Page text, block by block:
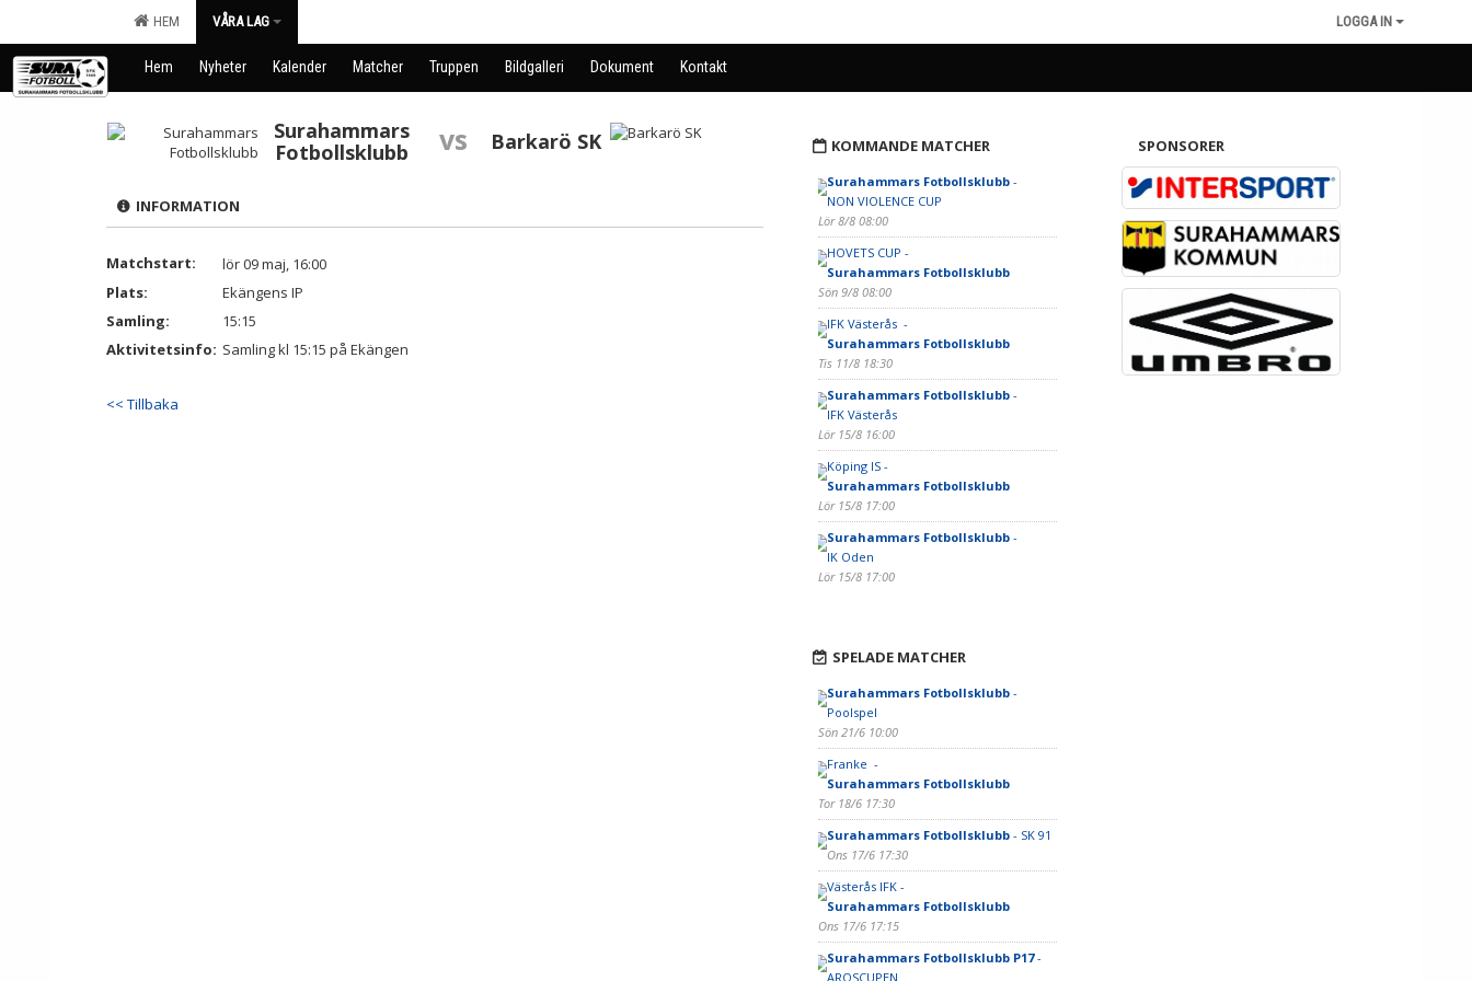
HEM VÅRA LAG LOGGA IN
Hem Nyheter Kalender Matcher Truppen Bildgalleri Dokument Kontakt
Surahammars
Fotbollsklubb
vs Barkarö SK
INFORMATION
Matchstart:
lör 09 maj, 16:00
Plats:
Ekängens IP
Samling:
15:15
Aktivitetsinfo: Samling kl 15:15 på Ekängen
<< Tillbaka
KOMMANDE MATCHER
Surahammars Fotbollsklubb-
NON VIOLENCE CUP
Lör 8/8 08:00
HOVETS CUP -
Surahammars Fotbollsklubb
Sön 9/8 08:00
IFK Västerås -
Surahammars Fotbollsklubb
Tis 11/8 18:30
Surahammars Fotbollsklubb-
IFK Västerås
Lör 15/8 16:00
Köping IS -
Surahammars Fotbollsklubb
Lör 15/8 17:00
Surahammars Fotbollsklubb-
IK Oden
Lör 15/8 17:00
SPELADE MATCHER
Surahammars Fotbollsklubb-
Poolspel
Sön 21/6 10:00
Franke -
Surahammars Fotbollsklubb
Tor 18/6 17:30
Surahammars Fotbollsklubb- SK 91
Ons 17/6 17:30
Västerås IFK -
Surahammars Fotbollsklubb
Ons 17/6 17:15
Surahammars Fotbollsklubb P17-
AROSCUPEN
SPONSORER